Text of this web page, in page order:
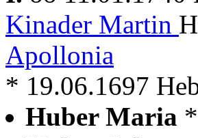
Kinader Martin
Apollonia
* 19.06.1697
Huber Maria